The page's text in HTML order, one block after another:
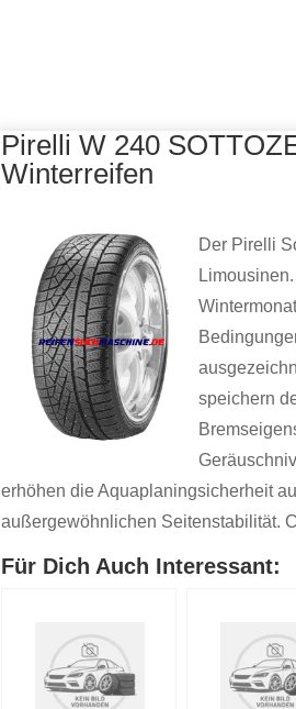
Pirelli W 240
Winterreifen
Der Pirelli
speichern
erhöhen die Aquaplaningsicherheit
außergewöhnlichen Seitenstabilität.
Für Dich Auch Interessant: